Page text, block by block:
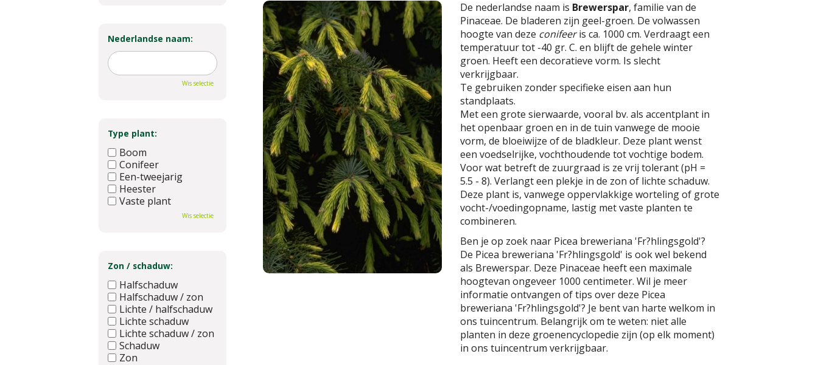
De nederlandse naam is Brewerspar, familie van de
Pinaceae. De bladeren zijn geel-groen. De volwassen
hoogte van deze conifeeris ca. 1000 cm. Verdraagt een
temperatuur tot -40 gr. C. en blijft de gehele winter
groen. Heeft een decoratieve vorm. Is slecht
verkrijgbaar.
Te gebruiken zonder specifieke eisen aan hun
standplaats.
Met een grote sierwaarde, vooral bv. als accentplant in
het openbaar groen en in de tuin vanwege de mooie
vorm, de bloeiwijze of de bladkleur. Deze plant wenst
een voedselrijke, vochthoudende tot vochtige bodem.
Voor wat betreft de zuurgraad is ze vrij tolerant (pH =
5.5 - 8). Verlangt een plekje in de zon of lichte schaduw.
Deze plant is, vanwege oppervlakkige worteling of grote
vocht-/voedingopname, lastig met vaste planten te
combineren.
Ben je op zoek naar Picea breweriana 'Fr?hlingsgold'?
De Picea breweriana 'Fr?hlingsgold' is ook wel bekend
als Brewerspar. Deze Pinaceae heeft een maximale
hoogtevan ongeveer 1000 centimeter. Wil je meer
informatie ontvangen of tips over deze Picea
breweriana 'Fr?hlingsgold'? Je bent van harte welkom in
ons tuincentrum. Belangrijk om te weten: niet alle
planten in deze groenencyclopedie zijn (op elk moment)
in ons tuincentrum verkrijgbaar.
Nederlandse naam:
Wis selectie
Type plant:
Boom
Conifeer
Een-tweejarig
Heester
Vaste plant
Wis selectie
Zon / schaduw:
Halfschaduw
Halfschaduw / zon
Lichte / halfschaduw
Lichte schaduw
Lichte schaduw / zon
Schaduw
Zon